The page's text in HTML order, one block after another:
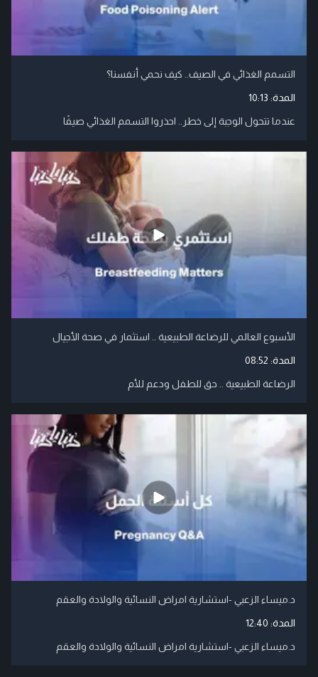
التسمم الغذائي في الصيف.. كيف نحمي أنفسنا؟
المدة: 10:13
عندما تتحول الوجبة إلى خطر.. احذروا التسمم الغذائي صيفًا
الأسبوع العالمي للرضاعة الطبيعية .. استثمار في صحة الأجيال
المدة: 08:52
الرضاعة الطبيعية .. حق للطفل ودعم للأم
د.ميساء الزعبي -استشارية امراض النسائية والولادة والعقم
المدة: 12:40
د.ميساء الزعبي -استشارية امراض النسائية والولادة والعقم